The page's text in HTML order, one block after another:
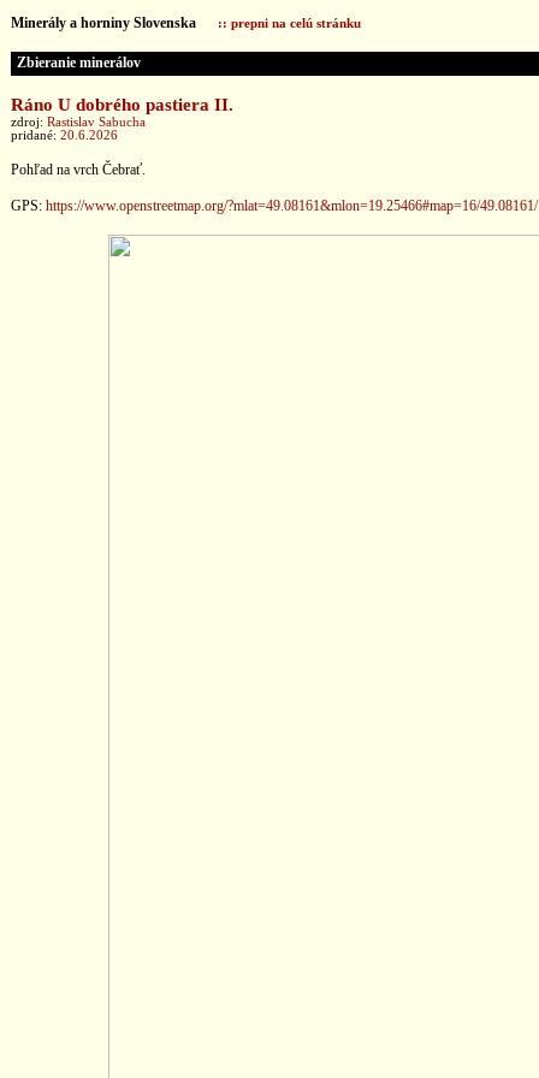
Minerály a horniny Slovenska :: prepni na celú stránku
Zbieranie minerálov
Ráno U dobrého pastiera II.
zdroj: Rastislav Sabucha
pridané: 20.6.2026
Pohľad na vrch Čebrať.
GPS: https://www.openstreetmap.org/?mlat=49.08161&mlon=19.25466#map=16/